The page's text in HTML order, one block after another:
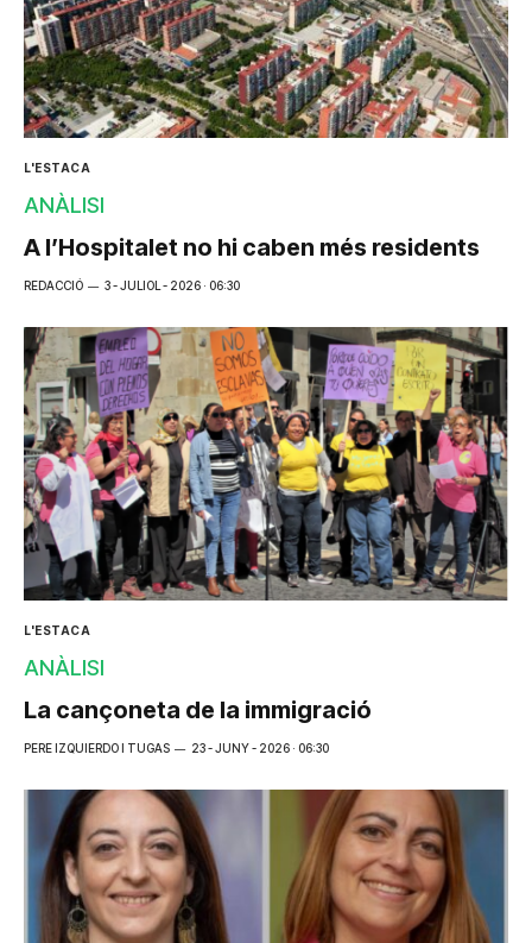
L'ESTACA
ANÀLISI
A l’Hospitalet no hi caben més residents
REDACCIÓ 3 - JULIOL - 2026 · 06:30
L'ESTACA
ANÀLISI
La cançoneta de la immigració
PERE IZQUIERDO I TUGAS 23 - JUNY - 2026 · 06:30